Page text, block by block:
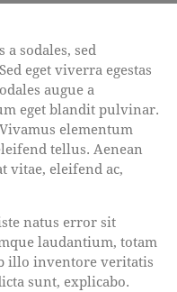
eget viverra egestas
augue a
eget blandit pulvinar.
elementum
tellus. Aenean
vitae, eleifend ac,
natus error sit
laudantium, totam
illo inventore veritatis
sunt, explicabo.